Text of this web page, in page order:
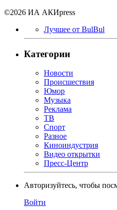
©2026 ИА АКИpress
Лучшее от BulBul
Категории
Новости
Происшествия
Юмор
Музыка
Реклама
ТВ
Спорт
Разное
Киноиндустрия
Видео открытки
Пресс-Центр
Авторизуйтесь, чтобы
Войти